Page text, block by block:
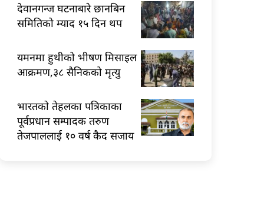
देवानगन्ज घटनाबारे छानबिन
समितिको म्याद १५ दिन थप
यमनमा हुथीको भीषण मिसाइल
आक्रमण,३८ सैनिकको मृत्यु
भारतकाे तेहलका पत्रिकाका
पूर्वप्रधान सम्पादक तरुण
तेजपाललाई १० वर्ष कैद सजाय